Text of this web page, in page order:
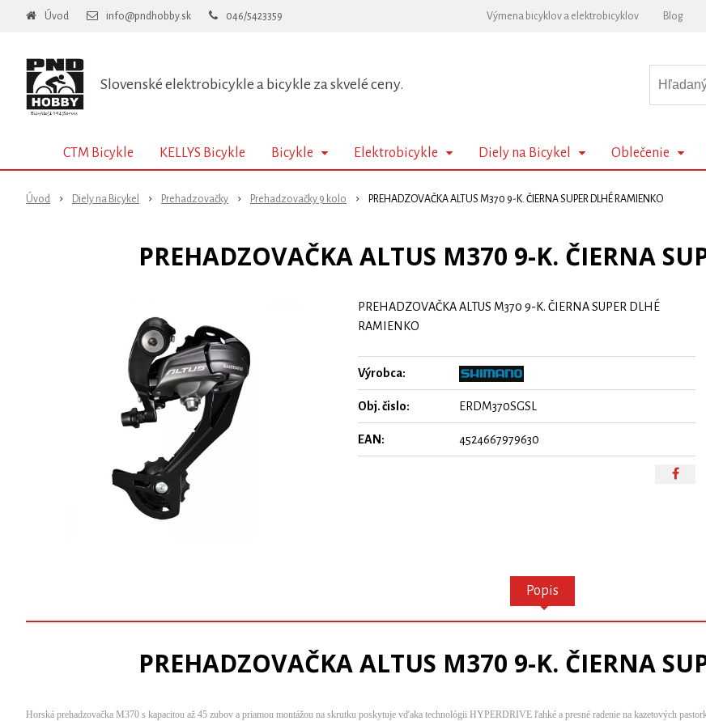
Slovenské elektrobicykle a bicykle za skvelé ceny.
Úvod info@pndhobby.sk 046/5423359 Výmena bicyklov a elektrobicyklov Blog
CTM Bicykle KELLYS Bicykle Bicykle Elektrobicykle Diely na Bicykel Oblečenie
Úvod Diely na Bicykel Prehadzovačky Prehadzovačky 9 kolo PREHADZOVAČKA ALTUS M370 9-K. ČIERNA SUPER DLHÉ RAMIENKO
PREHADZOVAČKA ALTUS M370 9-K. ČIERNA
PREHADZOVAČKA ALTUS M370 9-K. ČIERNA SUPER DLHÉ
RAMIENKO
Výrobca:
Obj. čislo: ERDM370SGSL
EAN: 4524667979630
Popis
PREHADZOVAČKA ALTUS M370 9-K. ČIERNA
Horská prehadzovačka M370 s kapacitou až 45 zubov a priamou montážou na skrutku poskytuje vďaka technológii HYPERDRIVE ľahké a presné radenie na kazetových